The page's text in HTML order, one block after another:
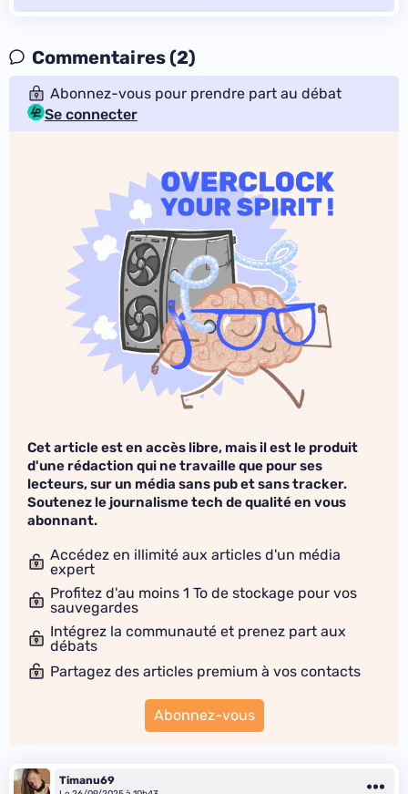
Commentaires (2)
Abonnez-vous pour prendre part au débat
Se connecter
Cet article est en accès libre, mais il est le produit
d'une rédaction qui ne travaille que pour ses
lecteurs, sur un média sans pub et sans tracker.
Soutenez le journalisme tech de qualité en vous
abonnant.
Accédez en illimité aux articles d'un média
expert
Profitez d'au moins 1 To de stockage pour vos
sauvegardes
Intégrez la communauté et prenez part aux
débats
Partagez des articles premium à vos contacts
Abonnez-vous
Timanu69